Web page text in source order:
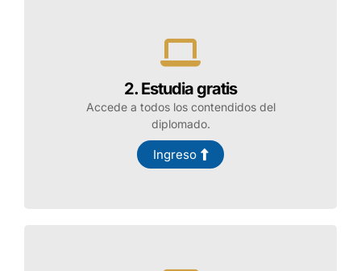
objetos, creando tablas de contenido de manera
automática y gestionando el uso de hipervínculos,
Al finalizar el diplomado, le habrá dado un giro de
180 grados a la realización y presentación de sus
trabajos escritos, ahorrando tiempo, aumentando la
2. Estudia gratis
Accede a todos los contendidos del
diplomado.
Ingreso